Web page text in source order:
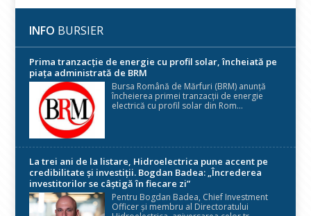
INFO BURSIER
Prima tranzacție de energie cu profil solar, încheiată pe
piața administrată de BRM
Bursa Română de Mărfuri (BRM) anunță
încheierea primei tranzacții de energie
electrică cu profil solar din Rom...
La trei ani de la listare, Hidroelectrica pune accent pe
credibilitate și investiții. Bogdan Badea: „Încrederea
investitorilor se câștigă în fiecare zi”
Pentru Bogdan Badea, Chief Investment
Officer și membru al Directoratului